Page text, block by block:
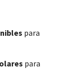
para
para